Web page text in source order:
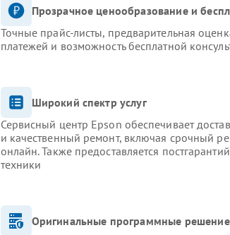
Прозрачное ценообразование и
Точные прайс-листы, предварительная
платежей и возможность бесплатной
Широкий спектр услуг
Сервисный центр Epson обеспечивает
и качественный ремонт, включая срочный
онлайн. Также предоставляется
техники
Оригинальные программные